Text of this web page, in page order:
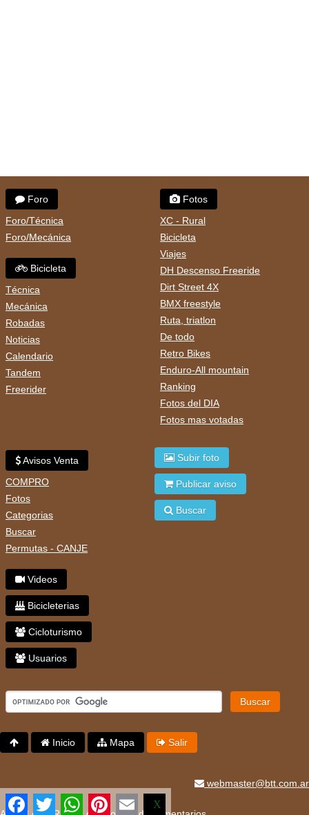
Foro
Foro/Técnica
Foro/Mecánica
Bicicleta
Técnica
Mecánica
Robadas
Noticias
Calendario
Tandem
Freerider
Fotos
XC - Rural
Bicicleta
Viajes
DH Descenso Freeride
Dirt Street 4X
BMX freestyle
Ruta, triatlon
De todo
Retro Bikes
Enduro-All mountain
Ranking
Fotos del DIA
Fotos mas votadas
Avisos Venta
COMPRO
Fotos
Categorias
Buscar
Permutas - CANJE
Videos
Bicicleterias
Cicloturismo
Usuarios
Subir foto
Publicar aviso
Buscar
Buscar
Inicio Mapa Salir
webmaster@btt.com.ar
Facebook
Twitter WhatsApp
PinterestEmail
X